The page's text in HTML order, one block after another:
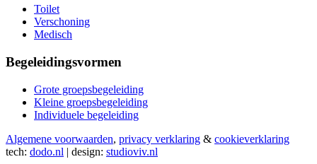
Toilet
Verschoning
Medisch
Begeleidingsvormen
Grote groepsbegeleiding
Kleine groepsbegeleiding
Individuele begeleiding
Algemene voorwaarden, privacy verklaring & cookieverklaring
tech: dodo.nl | design: studioviv.nl